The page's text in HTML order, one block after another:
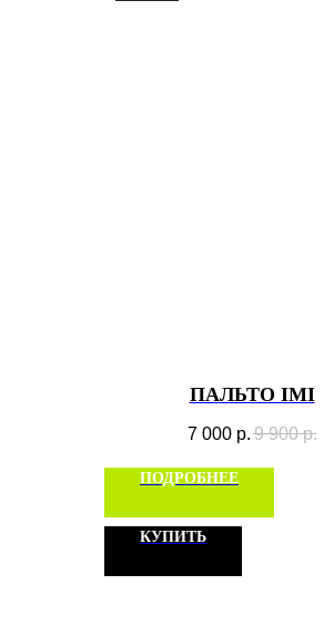
ПАЛЬТО IMI
7 000 р. 9 900 р.
ПОДРОБНЕЕ
КУПИТЬ